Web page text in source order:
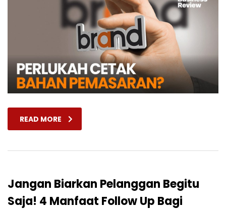
READ MORE
Jangan Biarkan Pelanggan Begitu
Saja! 4 Manfaat Follow Up Bagi